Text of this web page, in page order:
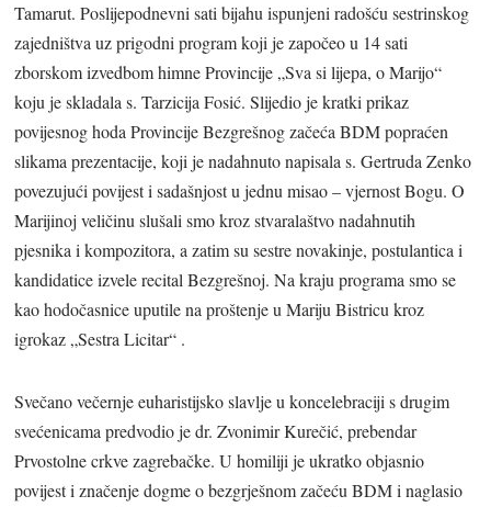
Tamarut. Poslijepodnevni sati bijahu ispunjeni radošću sestrinskog
zajedništva uz prigodni program koji je započeo u 14 sati
zborskom izvedbom himne Provincije „Sva si lijepa, o Marijo“
koju je skladala s. Tarzicija Fosić. Slijedio je kratki prikaz
povijesnog hoda Provincije Bezgrešnog začeća BDM popraćen
slikama prezentacije, koji je nadahnuto napisala s. Gertruda Zenko
povezujući povijest i sadašnjost u jednu misao – vjernost Bogu. O
Marijinoj veličinu slušali smo kroz stvaralaštvo nadahnutih
pjesnika i kompozitora, a zatim su sestre novakinje, postulantica i
kandidatice izvele recital Bezgrešnoj. Na kraju programa smo se
kao hodočasnice uputile na proštenje u Mariju Bistricu kroz
igrokaz „Sestra Licitar“ .
Svečano večernje euharistijsko slavlje u koncelebraciji s drugim
svećenicama predvodio je dr. Zvonimir Kurečić, prebendar
Prvostolne crkve zagrebačke. U homiliji je ukratko objasnio
povijest i značenje dogme o bezgrješnom začeću BDM i naglasio